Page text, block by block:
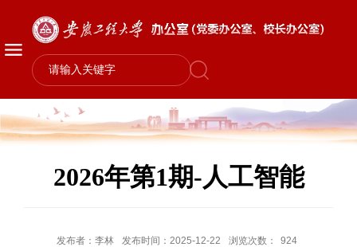
2026年第1期-人工智能
发布者：李林 发布时间：2025-12-22 浏览次数： 924